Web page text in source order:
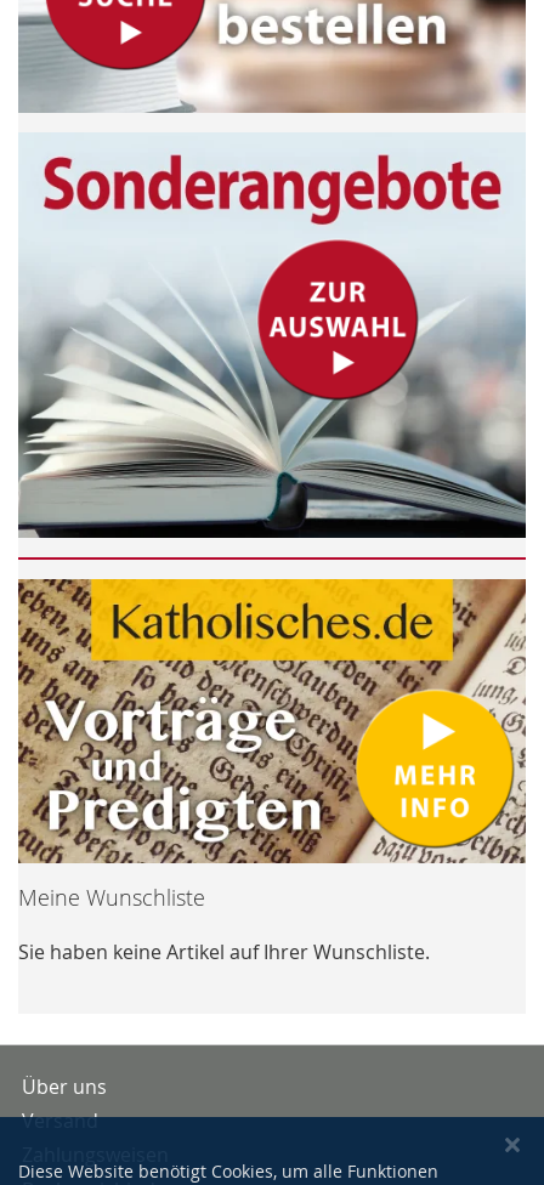
Meine Wunschliste
Sie haben keine Artikel auf Ihrer Wunschliste.
Über uns
Versand
Diese Website benötigt Cookies, um alle Funktionen